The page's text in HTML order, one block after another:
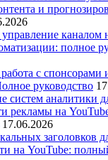
и
каналом
полное
с спонсорами
руководство
систем аналитики
рекламы на
17.06.2026
заголовков
на YouTube: